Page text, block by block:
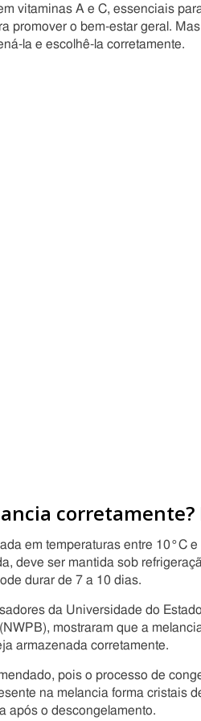
vitaminas A e C, essenciais
promover o bem-estar geral.
la e escolhê-la corretamente.
corretamente?
em temperaturas entre 10°C
deve ser mantida sob
durar de 7 a 10 dias.
da Universidade do
mostraram que a
armazenada corretamente.
pois o processo de
na melancia forma cristais
após o descongelamento.